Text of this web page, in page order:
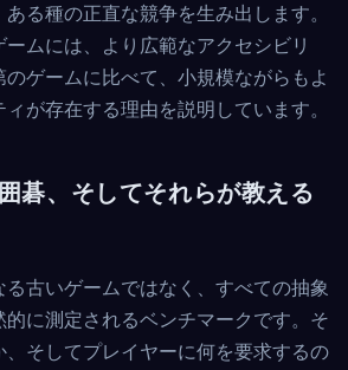
る種の正直な競争を生み出します。
ムには、より広範なアクセシビリ
ゲームに比べて、小規模ながらもよ
が存在する理由を説明しています。
碁、そしてそれらが教える
古いゲームではなく、すべての抽象
に測定されるベンチマークです。そ
そしてプレイヤーに何を要求するの